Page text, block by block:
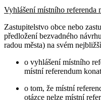
Vyhlášení místního referenda
Zastupitelstvo obce nebo
předložení bezvadného
radou města) na svém
o vyhlášení místního
místní referendum
o tom, že místní
otázce nelze místní